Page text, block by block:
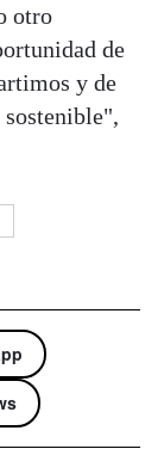
otro
de
y de